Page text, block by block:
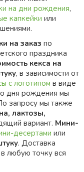
на дни рождения,
капкейки или
на заказ по
праздника
кекса на
, в зависимости от
с логотипом в виде
дня рождения мы
запросу мы также
лактозы,
вариант. Мини-
десертами или
. Доставка
любую точку вся